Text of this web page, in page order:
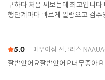
구하다 처음 써보는데 최고입니다
행단계마다 빠르게 알람오고 검
5.0 마우이짐 선글라스
잘받았어요잘받았어요너무좋아요